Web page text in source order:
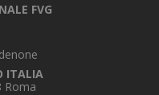
FVG
ITALIA
Roma